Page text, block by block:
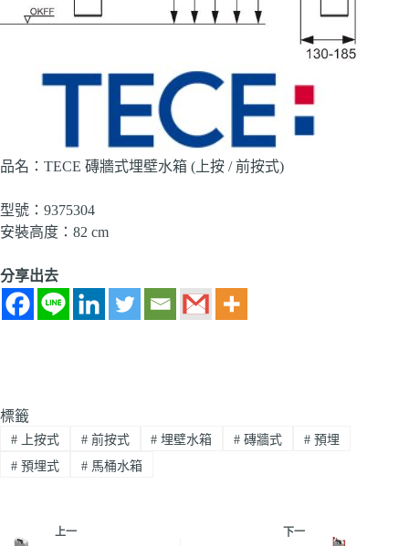
品名：TECE 磚牆式埋壁水箱 (上按 / 前按式)
型號：9375304
安裝高度：82 cm
分享出去
標籤
#上按式 #前按式 # 埋壁水箱 # 磚牆式 # 預埋
#預埋式 #馬桶水箱
上一 下一